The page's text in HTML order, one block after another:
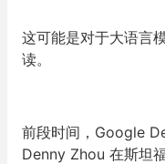
这可能是对于大语言
读。
前段时间，Google
Denny Zhou 在斯坦